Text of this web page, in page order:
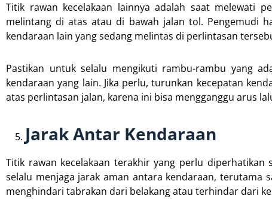
Titik rawan kecelakaan lainnya adalah saat melewati
melintang di atas atau di bawah jalan tol. Pengemudi
kendaraan lain yang sedang melintas di perlintasan
Pastikan untuk selalu mengikuti rambu-rambu yang
kendaraan yang lain. Jika perlu, turunkan kecepatan
atas perlintasan jalan, karena ini bisa mengganggu arus
Jarak Antar Kendaraan
Titik rawan kecelakaan terakhir yang perlu
selalu menjaga jarak aman antara kendaraan, terutama
menghindari tabrakan dari belakang atau terhindar dari